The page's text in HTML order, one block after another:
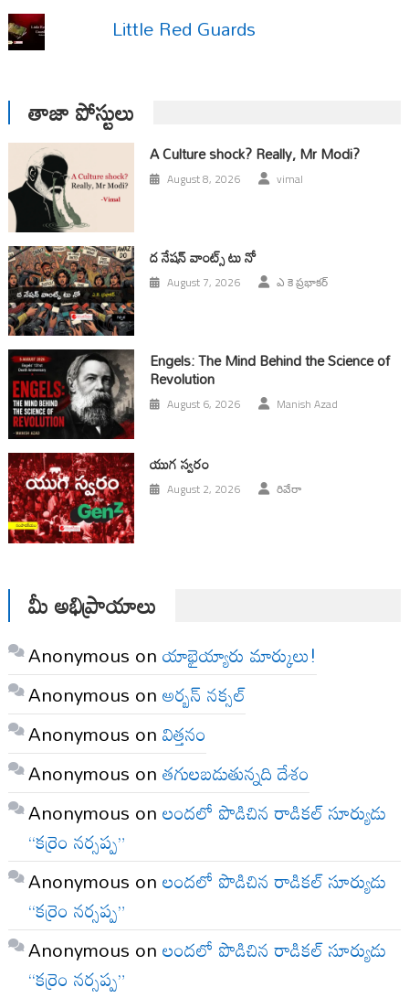
Little Red Guards
తాజా పోస్టులు
A Culture shock? Really, Mr Modi?
August 8, 2026 vimal
ద నేషన్ వాంట్స్ టు నో
August 7, 2026 ఎ కె ప్రభాకర్
Engels: The Mind Behind the Science of
Revolution
August 6, 2026 Manish Azad
యుగ స్వ‌రం
August 2, 2026 రివేరా
మీ అభిప్రాయాలు
Anonymous onయాభైయ్యారు మార్కులు!
Anonymous onఅర్బన్ నక్సల్
Anonymous onవిత్తనం
Anonymous onతగులబడుతున్నది దేశం
Anonymous onలందలో పొడిచిన రాడికల్ సూర్యుడు
“కర్రెం నర్సప్ప”
Anonymous onలందలో పొడిచిన రాడికల్ సూర్యుడు
“కర్రెం నర్సప్ప”
Anonymous onలందలో పొడిచిన రాడికల్ సూర్యుడు
“కర్రెం నర్సప్ప”